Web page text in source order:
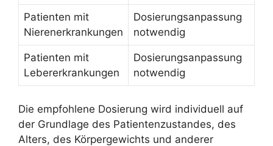
Patienten mit
Nierenerkrankungen
Dosierungsanpassung
notwendig
Patienten mit
Lebererkrankungen
Dosierungsanpassung
notwendig
Die empfohlene Dosierung wird individuell auf
der Grundlage des Patientenzustandes, des
Alters, des Körpergewichts und anderer